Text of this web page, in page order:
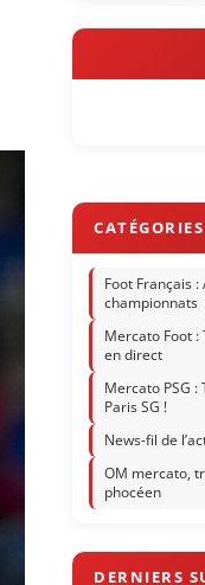
Foot Français
championnats
Mercato Foot
en direct
Mercato PSG
Paris SG !
News-fil de
OM mercato,
phocéen